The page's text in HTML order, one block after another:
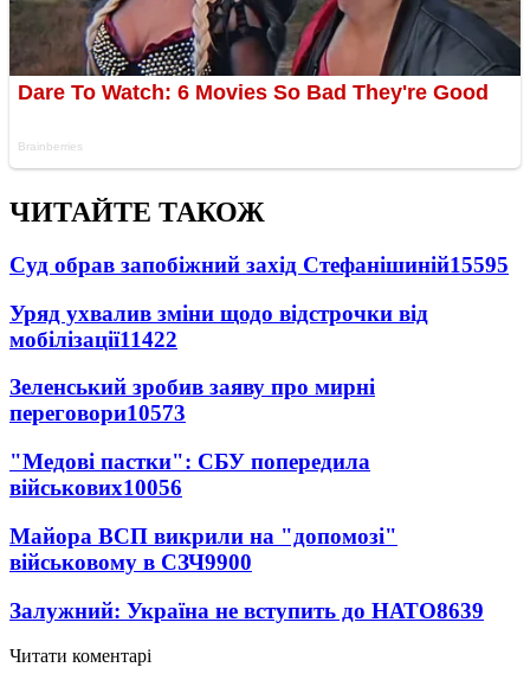
ЧИТАЙТЕ ТАКОЖ
Суд обрав запобіжний захід Стефанішиній15595
Уряд ухвалив зміни щодо відстрочки від
мобілізації11422
Зеленський зробив заяву про мирні
переговори10573
"Медові пастки": СБУ попередила
військових10056
Майора ВСП викрили на "допомозі"
військовому в СЗЧ9900
Залужний: Україна не вступить до НАТО8639
Читати коментарі